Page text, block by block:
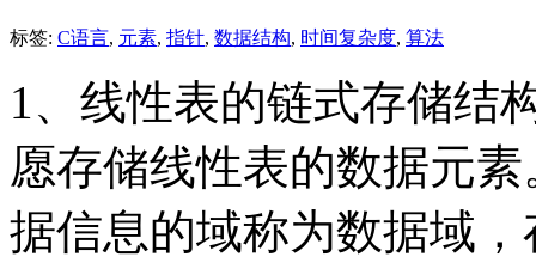
标签: C语言, 元素, 指针, 数据结构, 时间复杂度, 算法
1、线性表的链式存储结
愿存储线性表的数据元
据信息的域称为数据域